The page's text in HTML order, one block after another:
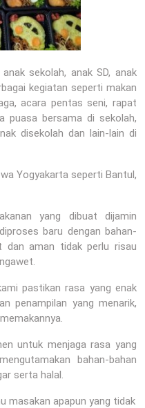
sekolah, anak SD, anak
kegiatan seperti makan
acara pentas seni, rapat
puasa bersama di sekolah,
disekolah dan lain-lain di
Yogyakarta seperti Bantul,
yang dibuat dijamin
baru dengan bahan-
dan aman tidak perlu risau
pastikan rasa yang enak
penampilan yang menarik,
untuk menjaga rasa yang
bahan-bahan
serta halal.
masakan apapun yang tidak